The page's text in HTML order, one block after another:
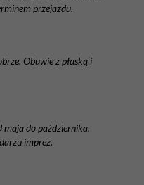
przejazdu.
Obuwie z płaską i
maja do października.
imprez.